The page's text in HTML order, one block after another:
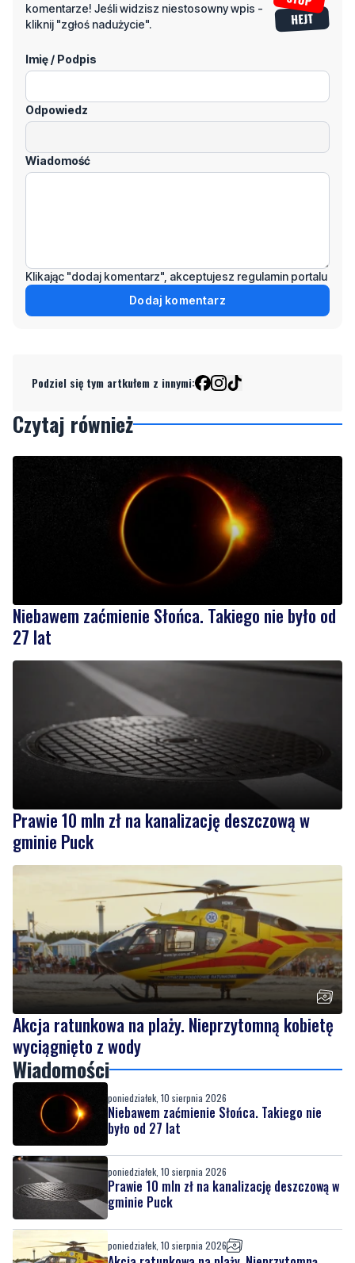
komentarze! Jeśli widzisz niestosowny wpis -
kliknij "zgłoś nadużycie".
Imię / Podpis
Odpowiedz
Wiadomość
Klikając "dodaj komentarz", akceptujesz regulamin portalu
Dodaj komentarz
Podziel się tym artkułem z innymi:
Czytaj również
Niebawem zaćmienie Słońca. Takiego nie było od
27 lat
Prawie 10 mln zł na kanalizację deszczową w
gminie Puck
Akcja ratunkowa na plaży. Nieprzytomną kobietę
wyciągnięto z wody
Wiadomości
poniedziałek, 10 sierpnia 2026
Niebawem zaćmienie Słońca. Takiego nie
było od 27 lat
poniedziałek, 10 sierpnia 2026
Prawie 10 mln zł na kanalizację deszczową w
gminie Puck
poniedziałek, 10 sierpnia 2026